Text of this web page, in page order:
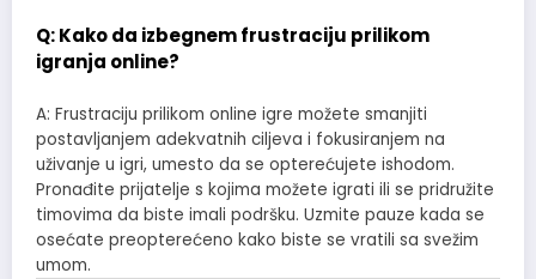
Q: Kako da izbegnem frustraciju prilikom
igranja online?
A: Frustraciju prilikom online igre možete smanjiti
postavljanjem adekvatnih ciljeva i fokusiranjem na
uživanje u igri, umesto da se opterećujete ishodom.
Pronađite prijatelje s kojima možete igrati ili se pridružite
timovima da biste imali podršku. Uzmite pauze kada se
osećate preopterećeno kako biste se vratili sa svežim
umom.